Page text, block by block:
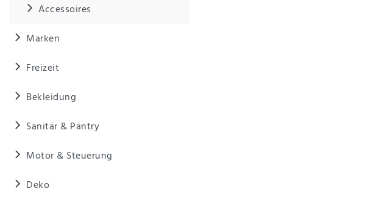
Accessoires
Marken
Freizeit
Bekleidung
Sanitär & Pantry
Motor & Steuerung
Deko
Daten­
erklärung
habe.
Anf
rag
sen
n